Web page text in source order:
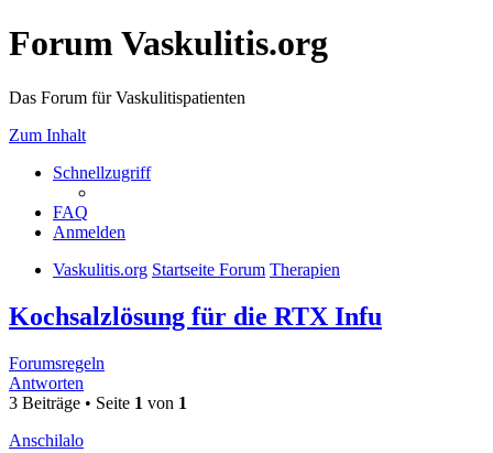
Forum Vaskulitis.org
Das Forum für Vaskulitispatienten
Zum Inhalt
Schnellzugriff
FAQ
Anmelden
Vaskulitis.org Startseite Forum Therapien
Kochsalzlösung für die RTX Infu
Forumsregeln
Antworten
3 Beiträge • Seite 1 von 1
Anschilalo